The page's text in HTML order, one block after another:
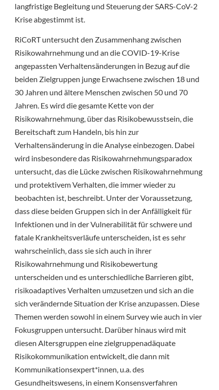
langfristige Begleitung und Steuerung der SARS-CoV-2
Krise abgestimmt ist.
RiCoRT untersucht den Zusammenhang zwischen
Risikowahrnehmung und an die COVID-19-Krise
angepassten Verhaltensänderungen in Bezug auf die
beiden Zielgruppen junge Erwachsene zwischen 18 und
30 Jahren und ältere Menschen zwischen 50 und 70
Jahren. Es wird die gesamte Kette von der
Risikowahrnehmung, über das Risikobewusstsein, die
Bereitschaft zum Handeln, bis hin zur
Verhaltensänderung in die Analyse einbezogen. Dabei
wird insbesondere das Risikowahrnehmungsparadox
untersucht, das die Lücke zwischen Risikowahrnehmung
und protektivem Verhalten, die immer wieder zu
beobachten ist, beschreibt. Unter der Voraussetzung,
dass diese beiden Gruppen sich in der Anfälligkeit für
Infektionen und in der Vulnerabilität für schwere und
fatale Krankheitsverläufe unterscheiden, ist es sehr
wahrscheinlich, dass sie sich auch in ihrer
Risikowahrnehmung und Risikobewertung
unterscheiden und es unterschiedliche Barrieren gibt,
risikoadaptives Verhalten umzusetzen und sich an die
sich verändernde Situation der Krise anzupassen. Diese
Themen werden sowohl in einem Survey wie auch in vier
Fokusgruppen untersucht. Darüber hinaus wird mit
diesen Altersgruppen eine zielgruppenadäquate
Risikokommunikation entwickelt, die dann mit
Kommunikationsexpert*innen, u.a. des
Gesundheitswesens, in einem Konsensverfahren